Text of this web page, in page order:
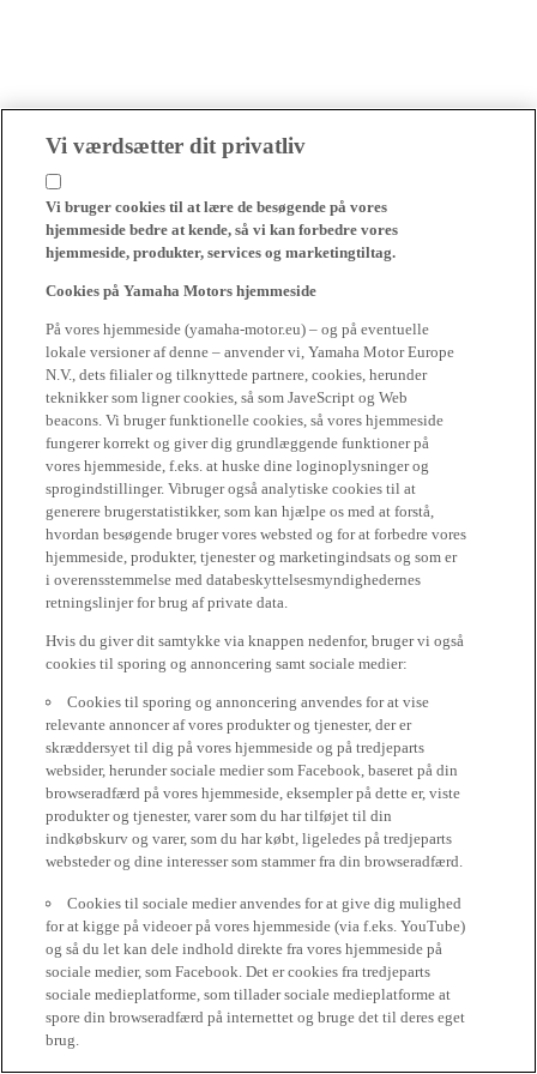
Vi værdsætter dit privatliv
Vi bruger cookies til at lære de besøgende på vores
hjemmeside bedre at kende, så vi kan forbedre vores
hjemmeside, produkter, services og marketingtiltag.
Cookies på Yamaha Motors hjemmeside
På vores hjemmeside (yamaha-motor.eu) – og på eventuelle
lokale versioner af denne – anvender vi, Yamaha Motor Europe
N.V., dets filialer og tilknyttede partnere, cookies, herunder
teknikker som ligner cookies, så som JaveScript og Web
beacons. Vi bruger funktionelle cookies, så vores hjemmeside
fungerer korrekt og giver dig grundlæggende funktioner på
vores hjemmeside, f.eks. at huske dine loginoplysninger og
sprogindstillinger. Vibruger også analytiske cookies til at
generere brugerstatistikker, som kan hjælpe os med at forstå,
hvordan besøgende bruger vores websted og for at forbedre vores
hjemmeside, produkter, tjenester og marketingindsats og som er
i overensstemmelse med databeskyttelsesmyndighedernes
retningslinjer for brug af private data.
Hvis du giver dit samtykke via knappen nedenfor, bruger vi også
cookies til sporing og annoncering samt sociale medier:
Cookies til sporing og annoncering anvendes for at vise
relevante annoncer af vores produkter og tjenester, der er
skræddersyet til dig på vores hjemmeside og på tredjeparts
websider, herunder sociale medier som Facebook, baseret på din
browseradfærd på vores hjemmeside, eksempler på dette er, viste
produkter og tjenester, varer som du har tilføjet til din
indkøbskurv og varer, som du har købt, ligeledes på tredjeparts
websteder og dine interesser som stammer fra din browseradfærd.
Cookies til sociale medier anvendes for at give dig mulighed
for at kigge på videoer på vores hjemmeside (via f.eks. YouTube)
og så du let kan dele indhold direkte fra vores hjemmeside på
sociale medier, som Facebook. Det er cookies fra tredjeparts
sociale medieplatforme, som tillader sociale medieplatforme at
spore din browseradfærd på internettet og bruge det til deres eget
brug.